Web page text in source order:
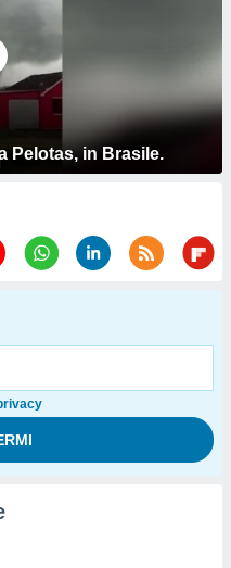
Pelotas, in Brasile.